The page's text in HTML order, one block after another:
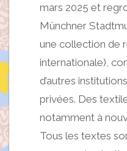
mars 2025 et
Münchner
une collection de
internationale),
d’autres
privées. Des
notamment à
Tous les textes